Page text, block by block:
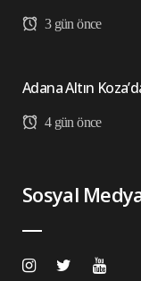
3 gün önce
Adana Altın
4 gün önce
Sosyal